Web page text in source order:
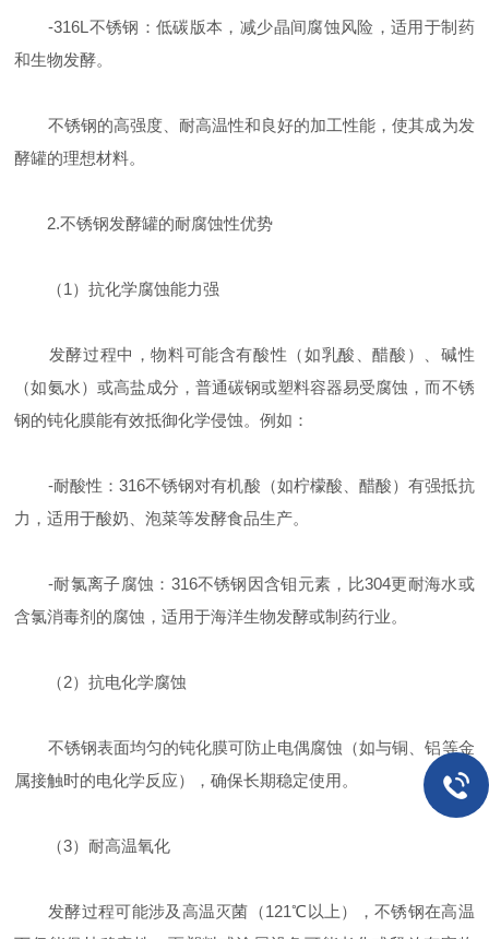
-316L不锈钢：低碳版本，减少晶间腐蚀风险，适用于制药
和生物发酵。
不锈钢的高强度、耐高温性和良好的加工性能，使其成为发
酵罐的理想材料。
2.不锈钢发酵罐的耐腐蚀性优势
（1）抗化学腐蚀能力强
发酵过程中，物料可能含有酸性（如乳酸、醋酸）、碱性
（如氨水）或高盐成分，普通碳钢或塑料容器易受腐蚀，而不锈
钢的钝化膜能有效抵御化学侵蚀。例如：
-耐酸性：316不锈钢对有机酸（如柠檬酸、醋酸）有强抵抗
力，适用于酸奶、泡菜等发酵食品生产。
-耐氯离子腐蚀：316不锈钢因含钼元素，比304更耐海水或
含氯消毒剂的腐蚀，适用于海洋生物发酵或制药行业。
（2）抗电化学腐蚀
不锈钢表面均匀的钝化膜可防止电偶腐蚀（如与铜、铝等金
属接触时的电化学反应），确保长期稳定使用。
（3）耐高温氧化
发酵过程可能涉及高温灭菌（121℃以上），不锈钢在高温